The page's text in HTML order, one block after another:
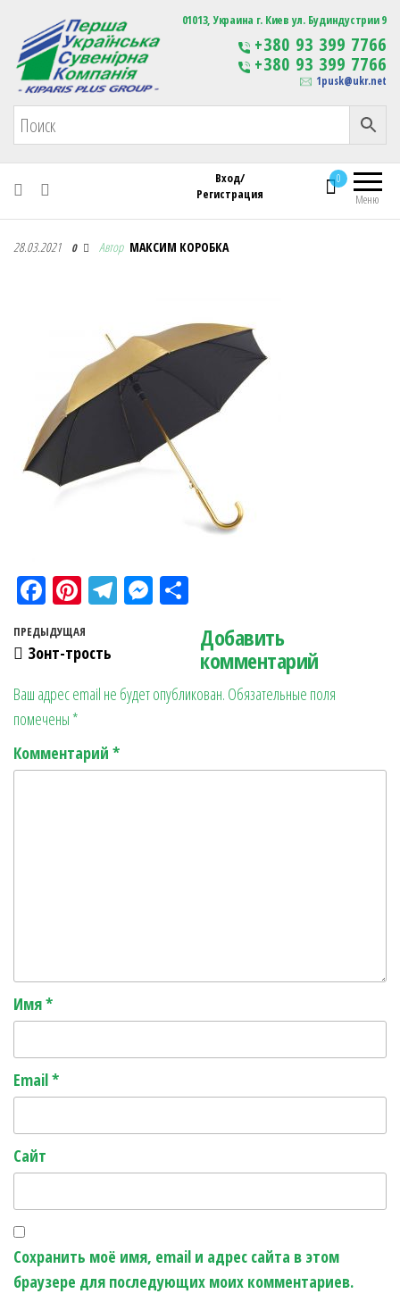
Первая Украинская Сувенирная Компания Изготовление
сувенирной продукции
с логотипом
01013, Украина г. Киев ул. Будиндустрии 9
+380 93 399 7766
+380 93 399 7766
1pusk@ukr.net
Меню
0
Вход/
Регистрация
Первая Украинская Сувенирная Компания
28.03.2021 0 Автор МАКСИМ КОРОБКА
Fa
ce
bo
Pi
nt
er
t
Te
m
M
ge
ра
в
ит
Навигация по записям
Предыдущая запись
ПРЕДЫДУЩАЯ
Зонт-трость
Добавить
комментарий
Ваш адрес email не будет опубликован. Обязательные поля
помечены *
Комментарий *
Имя*
Email*
Сайт
Сохранить моё имя, email и адрес сайта в этом
браузере для последующих моих комментариев.